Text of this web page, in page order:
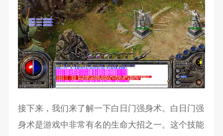
接下来，我们来了解一下白日门强身术。白日门强
身术是游戏中非常有名的生命大招之一。这个技能